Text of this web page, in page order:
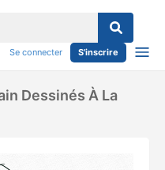
Se connecter S'inscrire
Dessinés À La